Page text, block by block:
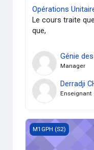
Opérations
Le cours traite
que,
Génie
Manager
Derradji
Enseignant
Réacteurs
M1GPH (S2)